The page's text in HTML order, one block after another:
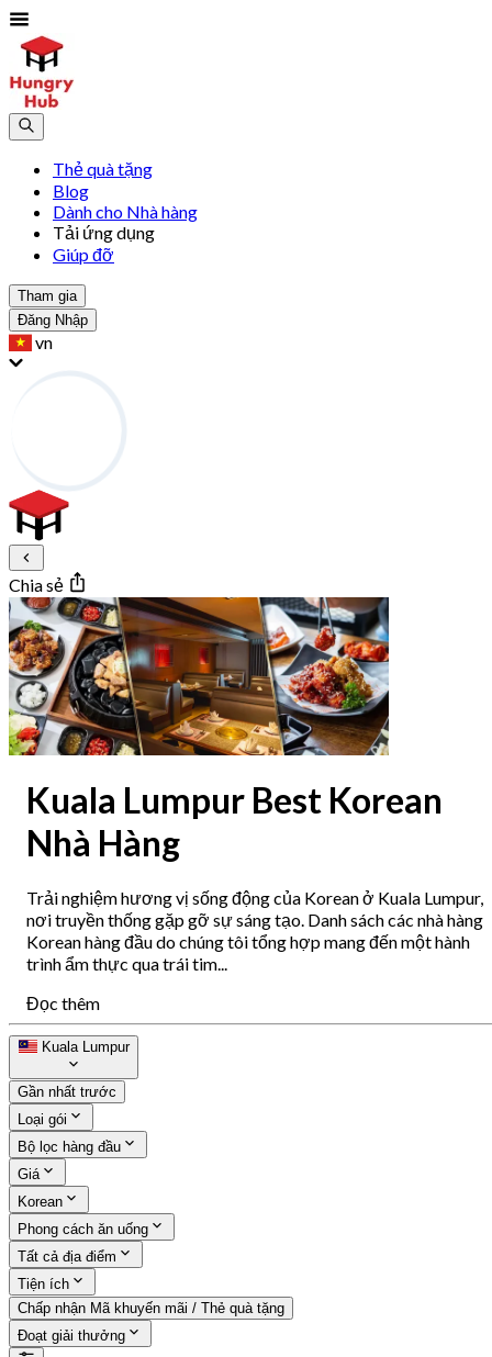
Thẻ quà tặng
Blog
Dành cho Nhà hàng
Tải ứng dụng
Giúp đỡ
Tham gia
Đăng Nhập
vn
Chia sẻ
Kuala Lumpur Best Korean
Nhà Hàng
Trải nghiệm hương vị sống động của Korean ở Kuala Lumpur,
nơi truyền thống gặp gỡ sự sáng tạo. Danh sách các nhà hàng
Korean hàng đầu do chúng tôi tổng hợp mang đến một hành
trình ẩm thực qua trái tim...
Đọc thêm
Kuala Lumpur
Gần nhất trước
Loại gói
Bộ lọc hàng đầu
Giá
Korean
Phong cách ăn uống
Tất cả địa điểm
Tiện ích
Chấp nhận Mã khuyến mãi / Thẻ quà tặng
Đoạt giải thưởng